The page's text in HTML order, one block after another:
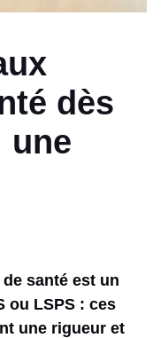
dès
une
santé est un
ou LSPS : ces
une rigueur et